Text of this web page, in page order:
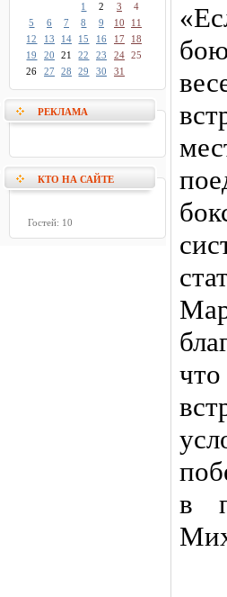
1
2 3
4
5
6 7 8 9 10
11
12
13 14 15 16 17
18
19
20 21 22 23 24 25
26
27 28 29 30 31
РЕКЛАМА
КТО НА САЙТЕ
Гостей: 10
в